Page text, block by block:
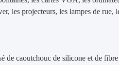
les projecteurs, les lampes de
de caoutchouc de silicone et de